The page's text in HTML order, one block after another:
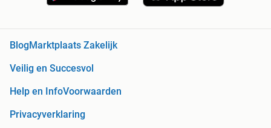
Blog Marktplaats Zakelijk
Veilig en Succesvol
Help en InfoVoorwaarden
Privacyverklaring